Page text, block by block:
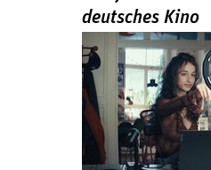
deutsches Kino